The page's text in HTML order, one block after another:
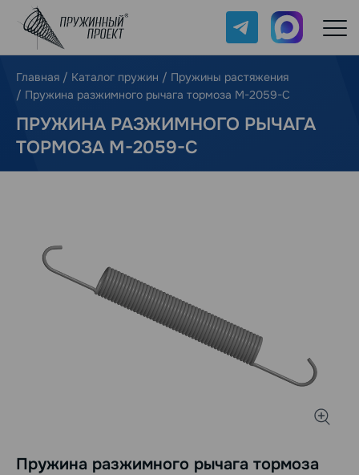
Telegram Max
Главная / Каталог пружин / Пружины растяжения
/ Пружина разжимного рычага тормоза М-2059-С
ПРУЖИНА РАЗЖИМНОГО РЫЧАГА
ТОРМОЗА М-2059-С
Пружина разжимного рычага тормоза